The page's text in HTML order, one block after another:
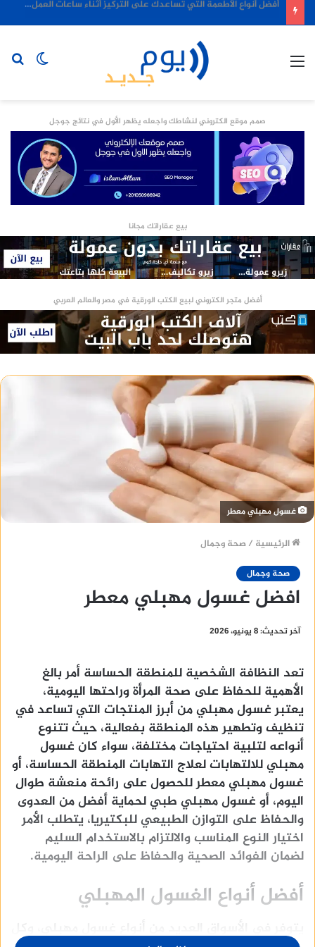
أفضل أنواع الأطعمة التي تساعدك على التركيز أثناء ساعات العمل الطويلة
الوضع
صمم موقع الكتروني لنشاطك واجعله يظهر الأول في نتائج جوجل
بيع عقاراتك مجانا
أفضل متجر الكتروني لبيع الكتب الورقية في مصر والعالم العربي
غسول مهبلي معطر
الرئيسية /صحة وجمال
صحة وجمال
افضل غسول مهبلي معطر
آخر تحديث: 8 يونيو، 2026
تعد النظافة الشخصية للمنطقة الحساسة أمر بالغ
الأهمية للحفاظ على صحة المرأة وراحتها اليومية،
يعتبر غسول مهبلي من أبرز المنتجات التي تساعد في
تنظيف وتطهير هذه المنطقة بفعالية، حيث تتنوع
أنواعه لتلبية احتياجات مختلفة، سواء كان غسول
مهبلي للالتهابات لعلاج التهابات المنطقة الحساسة، أو
غسول مهبلي معطر للحصول على رائحة منعشة طوال
اليوم، أو غسول مهبلي طبي لحماية أفضل من العدوى
والحفاظ على التوازن الطبيعي للبكتيريا، يتطلب الأمر
اختيار النوع المناسب والالتزام بالاستخدام السليم
لضمان الفوائد الصحية والحفاظ على الراحة اليومية.
أفضل أنواع الغسول المهبلي